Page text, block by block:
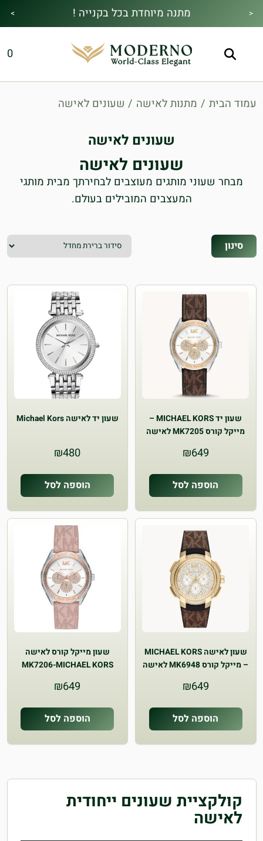
<
משלוח חינם !
מתנה מיוחדת בכל בקנייה !
הנחה!בהקשת קוד קופון👇
>
0
עמוד הבית / מתנות לאישה / שעונים לאישה
שעונים לאישה
שעונים לאישה
מבחר שעוני מותגים מעוצבים לבחירתך מבית מותגי
המעצבים המובילים בעולם.
סינון
שעון יד MICHAEL KORS –
מייקל קורס MK7205 לאישה
₪649
הוספה לסל
שעון יד לאישה Michael Kors
₪480
הוספה לסל
שעון לאישה MICHAEL KORS
– מייקל קורס MK6948 לאישה
₪649
הוספה לסל
שעון מייקל קורס לאישה
MK7206-MICHAEL KORS
₪649
הוספה לסל
קולקציית שעונים ייחודית
לאישה